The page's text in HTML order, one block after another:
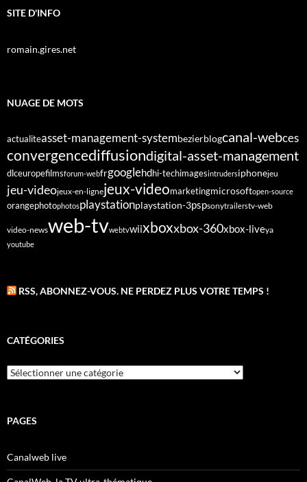
SITE D'INFO
romain.gires.net
NUAGE DE MOTS
actualiteasset-management-systembezierblogcanal-webces
convergencediffusiondigital-asset-management
dlceuropefilmsforum-webfrgooglehdhi-techimagesintrudersiphonejeu
jeu-videojeux-en-lignejeux-videomarketingmicrosoftopen-source
orangephotophotosplaystationplaystation-3pspsonytrailerstv-web
video-newsweb-tvwebtvwiixboxxbox-360xbox-liveya
youtube
RSS, ABONNEZ-VOUS. NE PERDEZ PLUS VOTRE TEMPS !
CATÉGORIES
Catégories
PAGES
Canalweb live